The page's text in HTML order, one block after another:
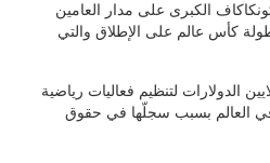
الكبرى على مدار العامين
كأس عالم على الإطلاق والتي
الدولارات لتنظيم فعاليات رياضية
في العالم بسبب سجلّها في حقوق